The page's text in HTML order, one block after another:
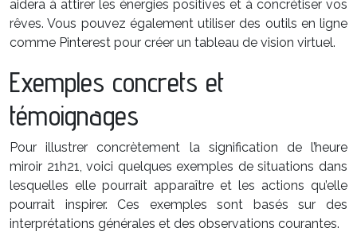
aidera à attirer les énergies positives et à concrétiser vos
rêves. Vous pouvez également utiliser des outils en ligne
comme Pinterest pour créer un tableau de vision virtuel.
Exemples concrets et
témoignages
Pour illustrer concrètement la signification de l’heure
miroir 21h21, voici quelques exemples de situations dans
lesquelles elle pourrait apparaître et les actions qu’elle
pourrait inspirer. Ces exemples sont basés sur des
interprétations générales et des observations courantes.